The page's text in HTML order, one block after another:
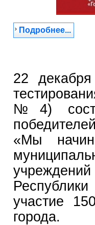
Подробнее...
22
№4)
«Мы
участие
города.